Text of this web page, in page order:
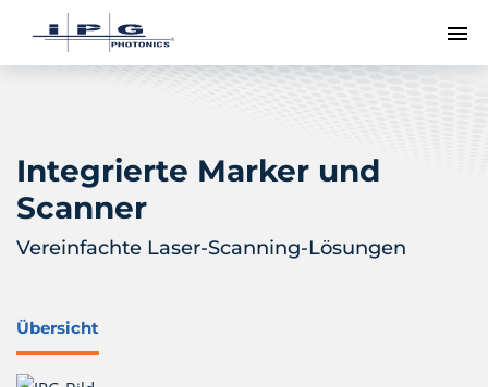
Integrierte Marker und
Scanner
Vereinfachte Laser-Scanning-Lösungen
Übersicht